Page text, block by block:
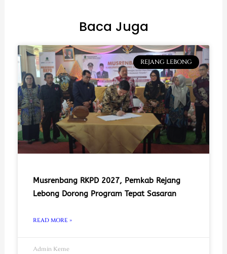
Baca Juga
REJANG LEBONG
Musrenbang RKPD 2027, Pemkab Rejang
Lebong Dorong Program Tepat Sasaran
READ MORE »
Admin Keme